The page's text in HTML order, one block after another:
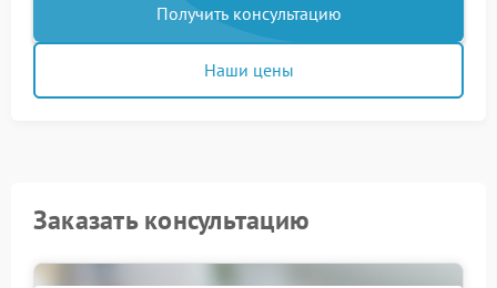
Получить консультацию
Наши цены
Заказать консультацию